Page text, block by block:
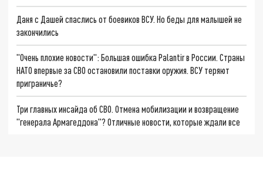
Даня с Дашей спаслись от боевиков ВСУ. Но беды для малышей не
закончились
"Очень плохие новости": Большая ошибка Palantir в России. Страны
НАТО впервые за СВО остановили поставки оружия. ВСУ теряют
приграничье?
Три главных инсайда об СВО. Отмена мобилизации и возвращение
"генерала Армагеддона"? Отличные новости, которые ждали все